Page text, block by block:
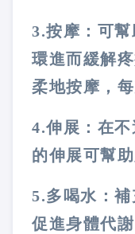
3.按摩：可
環進而緩解
柔地按摩，
4.伸展：在
的伸展可幫
5.多喝水：
促進身體代謝